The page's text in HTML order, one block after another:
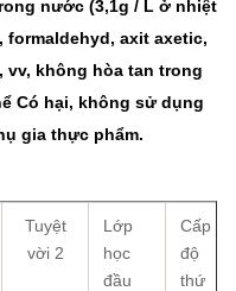
nước (3,1g / L ở nhiệt
axit axetic,
không hòa tan trong
Có hại, không sử dụng
gia thực phẩm.
Tuyệt
vời 2
Lớp
học
đầu
Cấp
độ
thứ